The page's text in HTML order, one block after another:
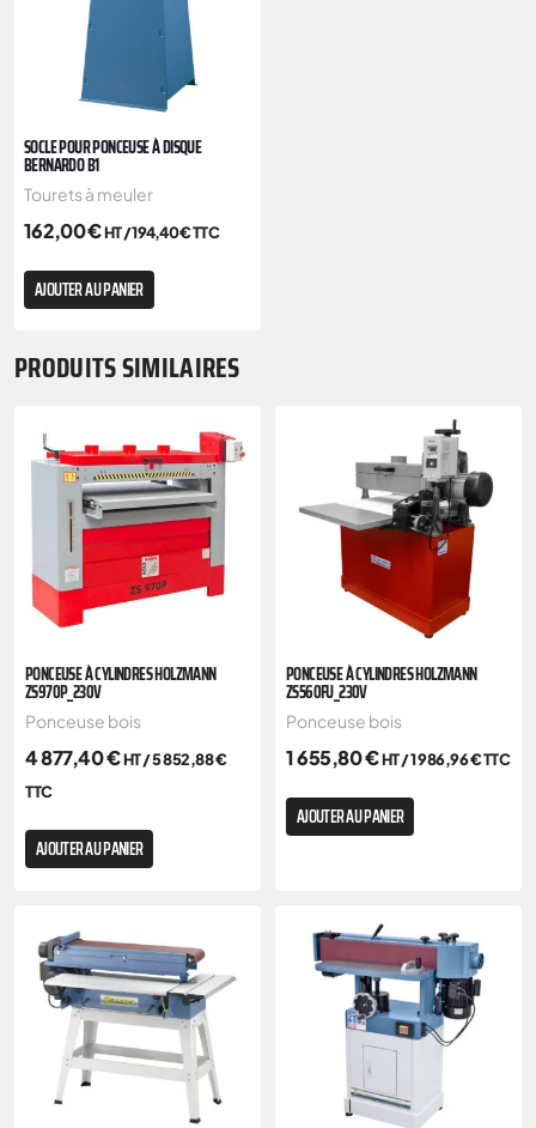
SOCLE POUR PONCEUSE À DISQUE
BERNARDO B1
Tourets à meuler
162,00€HT /194,40€TTC
AJOUTER AU PANIER
PRODUITS SIMILAIRES
PONCEUSE À CYLINDRES HOLZMANN
ZS970P_230V
Ponceuse bois
4 877,40€HT /5 852,88€
TTC
AJOUTER AU PANIER
PONCEUSE À CYLINDRES HOLZMANN
ZS560FU_230V
Ponceuse bois
1 655,80€HT /1 986,96€TTC
AJOUTER AU PANIER